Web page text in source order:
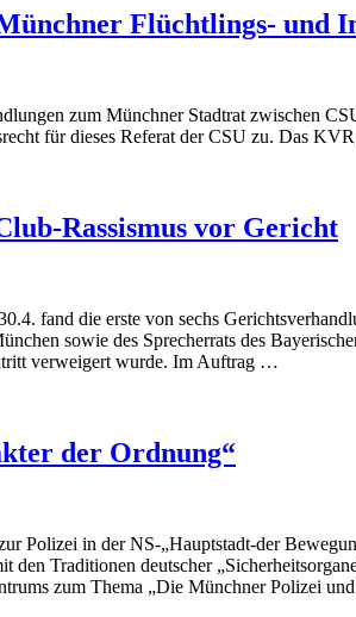
Flüchtlings- und
zum Münchner Stadtrat zwischen
für dieses Referat der CSU zu. Das
Rassismus vor Gericht
fand die erste von sechs
sowie des Sprecherrats des
verweigert wurde. Im Auftrag …
der Ordnung“
Polizei in der NS-„Hauptstadt-der
den Traditionen deutscher
zum Thema „Die Münchner Polizei